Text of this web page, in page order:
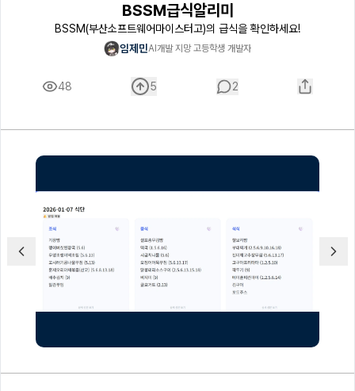
BSSM급식알리미
BSSM(부산소프트웨어마이스터고)의 급식을 확인하세요!
임제민AI개발 지망 고등학생 개발자
48 5 2